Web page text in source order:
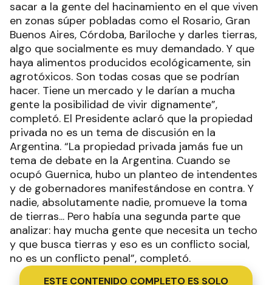
en zonas súper pobladas como el Rosario, Gran
Buenos Aires, Córdoba, Bariloche y darles tierras,
algo que socialmente es muy demandado. Y que
haya alimentos producidos ecológicamente, sin
agrotóxicos. Son todas cosas que se podrían
hacer. Tiene un mercado y le darían a mucha
gente la posibilidad de vivir dignamente”,
completó. El Presidente aclaró que la propiedad
privada no es un tema de discusión en la
Argentina. “La propiedad privada jamás fue un
tema de debate en la Argentina. Cuando se
ocupó Guernica, hubo un planteo de intendentes
y de gobernadores manifestándose en contra. Y
nadie, absolutamente nadie, promueve la toma
de tierras... Pero había una segunda parte que
analizar: hay mucha gente que necesita un techo
y que busca tierras y eso es un conflicto social,
no es un conflicto penal”, completó.
ESTE CONTENIDO COMPLETO ES SOLO
PARA SUSCRIPTORES